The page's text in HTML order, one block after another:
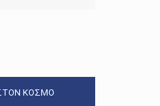
ΚΟΣΜΟ